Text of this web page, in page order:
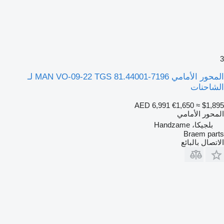
3
المحور الأمامي MAN VO-09-22 TGS 81.44001-7196 لـ
الشاحنات
AED 6,991 €1,650 ≈ $1,895
المحور الأمامي
بلجيكا، Handzame
Braem parts
الاتصال بالبائع